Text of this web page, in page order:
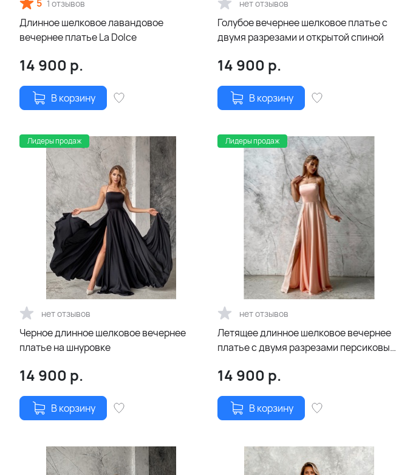
5 1 отзывов
Длинное шелковое лавандовое
вечернее платье La Dolce
14 900 р.
В корзину
нет отзывов
Голубое вечернее шелковое платье с
двумя разрезами и открытой спиной
14 900 р.
В корзину
Лидеры продаж
нет отзывов
Черное длинное шелковое вечернее
платье на шнуровке
14 900 р.
В корзину
Лидеры продаж
нет отзывов
Летящее длинное шелковое вечернее
платье с двумя разрезами персиковый
14 900 р.
В корзину